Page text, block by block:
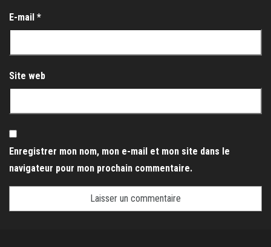
E-mail *
Site web
Enregistrer mon nom, mon e-mail et mon site dans le
navigateur pour mon prochain commentaire.